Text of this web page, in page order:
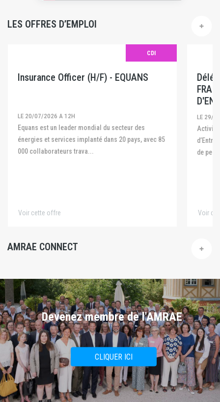
LES OFFRES D’EMPLOI
CDI
Insurance Officer (H/F) - EQUANS
LE 20/07/2026 A 12H
Equans est un leader mondial du secteur des
énergies et services implanté dans 20 pays, avec 85
000 collaborateurs trava...
Voir cette offre
LE 29/
Activité La Fédération Française des Captives
de
Voir
AMRAE CONNECT
Devenez membre de l'AMRAE
CLIQUER ICI